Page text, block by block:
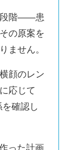
段階——患
の原案を
ません。
顔のレン
応じて
確認し